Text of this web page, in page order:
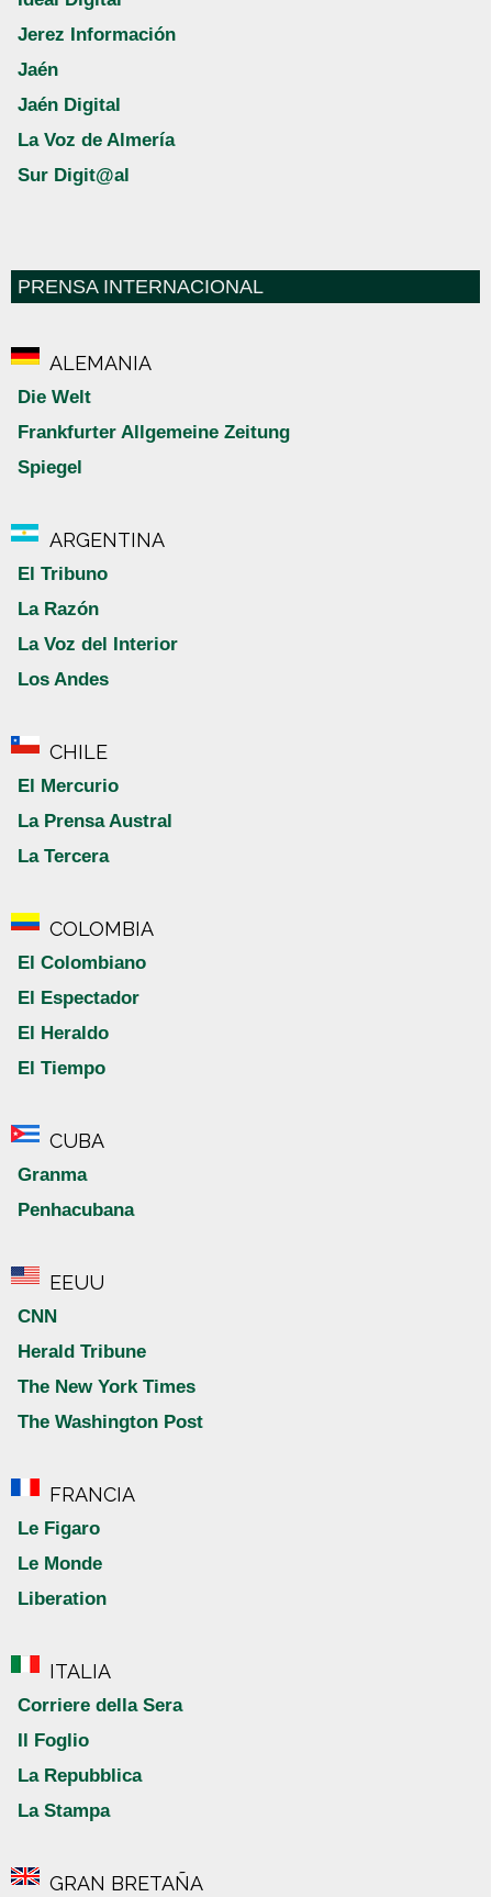
Jerez Información
Jaén
Jaén Digital
La Voz de Almería
Sur Digit@al
PRENSA INTERNACIONAL
ALEMANIA
Die Welt
Frankfurter Allgemeine Zeitung
Spiegel
ARGENTINA
El Tribuno
La Razón
La Voz del Interior
Los Andes
CHILE
El Mercurio
La Prensa Austral
La Tercera
COLOMBIA
El Colombiano
El Espectador
El Heraldo
El Tiempo
CUBA
Granma
Penhacubana
EEUU
CNN
Herald Tribune
The New York Times
The Washington Post
FRANCIA
Le Figaro
Le Monde
Liberation
ITALIA
Corriere della Sera
Il Foglio
La Repubblica
La Stampa
GRAN BRETAÑA